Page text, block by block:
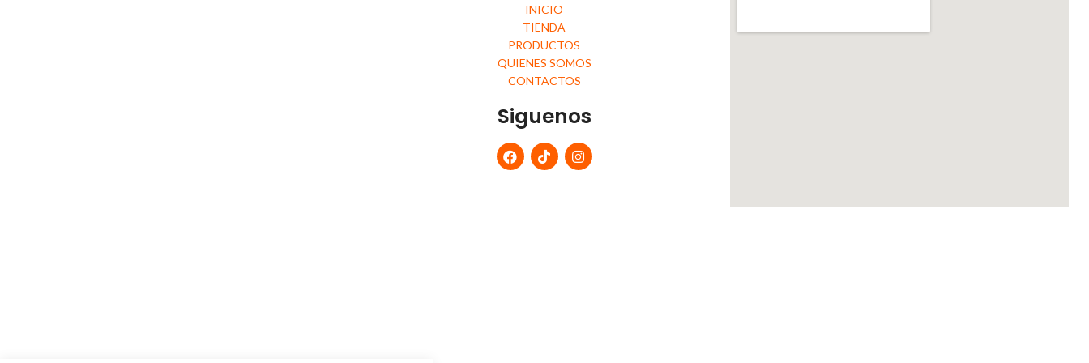
INICIO
TIENDA
PRODUCTOS
QUIENES SOMOS
CONTACTOS
Siguenos